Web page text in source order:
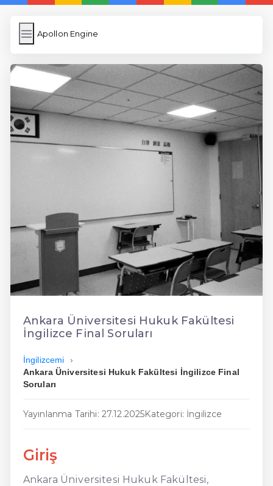
Apollon Engine
Apollon Engine
Resim Yükle
Wordpress Cache
Anasayfa
İngilizce
Dil Eğitimi
En Hızlı İngilizce
En Kolay İngilizce
En Ucuz İngilizce
En Uygun İngilizce
Hızlı İngilizce
Ankara Üniversitesi Hukuk Fakültesi
İngilizce Final Soruları
İngilizcemi
Ankara Üniversitesi Hukuk Fakültesi İngilizce Final
Soruları
Yayınlanma Tarihi: 27.12.2025Kategori: İngilizce
Giriş
Ankara Üniversitesi Hukuk Fakültesi,